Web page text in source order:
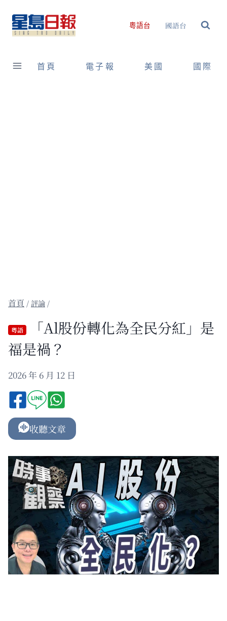
content
粵語台 國語台
首頁 電子報 美國 國際
/ 評論 /
粵語
「Al股份轉化為全民分紅」是
福是禍？
2026 年 6 月 12 日
收聽文章